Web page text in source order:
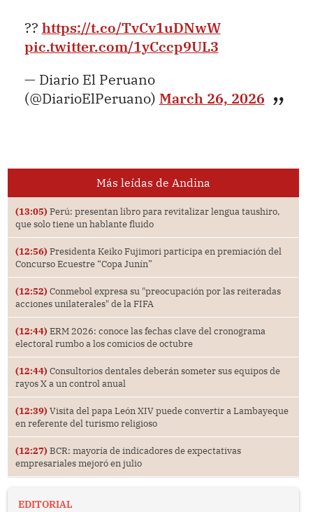
?? https://t.co/TvCv1uDNwW
pic.twitter.com/1yCccp9UL3
— Diario El Peruano
(@DiarioElPeruano) March 26, 2026
Más leídas de Andina
(13:05) Perú: presentan libro para revitalizar lengua taushiro,
que solo tiene un hablante fluido
(12:56) Presidenta Keiko Fujimori participa en premiación del
Concurso Ecuestre “Copa Junín”
(12:52) Conmebol expresa su "preocupación por las reiteradas
acciones unilaterales" de la FIFA
(12:44) ERM 2026: conoce las fechas clave del cronograma
electoral rumbo a los comicios de octubre
(12:44) Consultorios dentales deberán someter sus equipos de
rayos X a un control anual
(12:39) Visita del papa León XIV puede convertir a Lambayeque
en referente del turismo religioso
(12:27) BCR: mayoría de indicadores de expectativas
empresariales mejoró en julio
EDITORIAL